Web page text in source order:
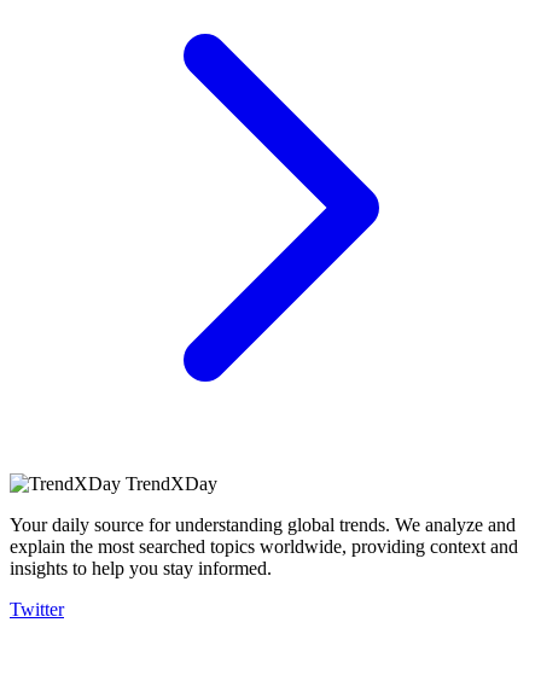
TrendXDay
Your daily source for understanding global trends. We analyze and
explain the most searched topics worldwide, providing context and
insights to help you stay informed.
Twitter